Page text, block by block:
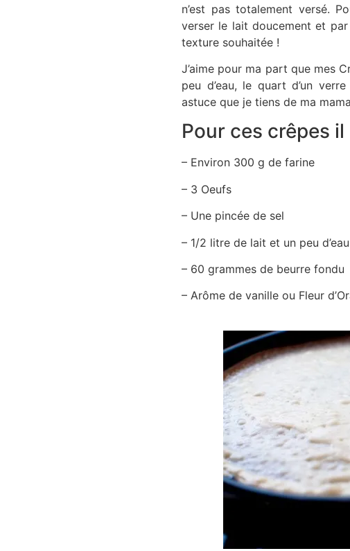
n’est pas totalement versé.
verser le lait doucement et
texture souhaitée !
J’aime pour ma part que mes
peu d’eau, le quart d’un
astuce que je tiens de ma
Pour ces crêpes
– Environ 300 g de farine
– 3 Oeufs
– Une pincée de sel
– 1/2 litre de lait et un peu d’eau
– 60 grammes de beurre fondu
– Arôme de vanille ou Fleur